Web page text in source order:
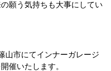
願う気持ちも大事にしてい
山市にてインナーガレージ
催いたします。